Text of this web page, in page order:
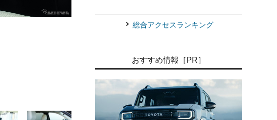
《写真撮影 中村孝仁》 マツダ CX-80 XDハイブリッド エ
総合アクセスランキング
おすすめ情報［PR］